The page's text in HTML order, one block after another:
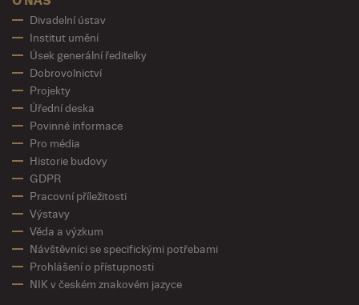
Divadelní ústav
Institut umění
Úsek generální ředitelky
Dobrovolnictví
Projekty
Úřední deska
Povinné informace
Pro média
Historie budovy
GDPR
Pracovní příležitosti
Výstavy
Věda a výzkum
Návštěvníci se specifickými potřebami
Prohlášení o přístupnosti
NIK v českém znakovém jazyce